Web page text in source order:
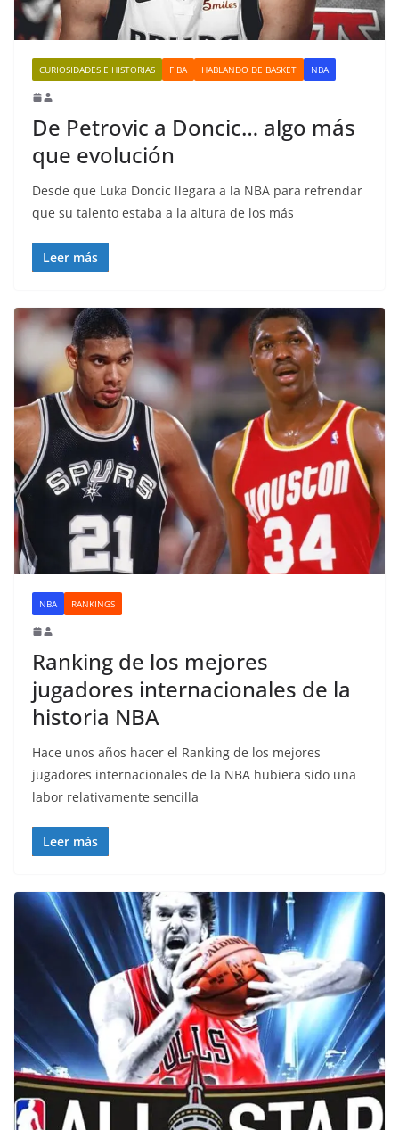
CURIOSIDADES E HISTORIAS FIBA HABLANDO DE BASKET NBA
De Petrovic a Doncic… algo más
que evolución
Desde que Luka Doncic llegara a la NBA para refrendar
que su talento estaba a la altura de los más
Leer más
NBA RANKINGS
Ranking de los mejores
jugadores internacionales de la
historia NBA
Hace unos años hacer el Ranking de los mejores
jugadores internacionales de la NBA hubiera sido una
labor relativamente sencilla
Leer más